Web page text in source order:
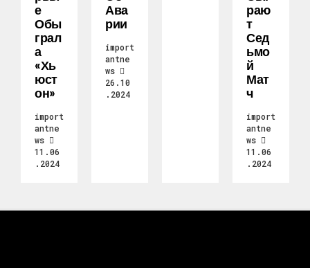
Е
Обы
Грал
А
«Хь
Юст
Он»
import
antne
ws
11.06
.2024
Ава
Рии
import
antne
ws
26.10
.2024
Раю
Т
Сед
Ьмо
Й
Мат
Ч
import
antne
ws
11.06
.2024